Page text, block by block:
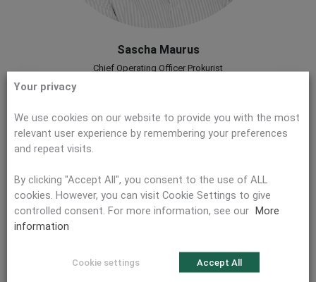
Sascha Maurus
Chief Operating Officer Prokurist
Your privacy
We use cookies on our website to provide you with the most
relevant user experience by remembering your preferences
and repeat visits.
By clicking "Accept All", you consent to the use of ALL
cookies. However, you can visit Cookie Settings to give
controlled consent. For more information, see our More
information
Cookie settings Accept All